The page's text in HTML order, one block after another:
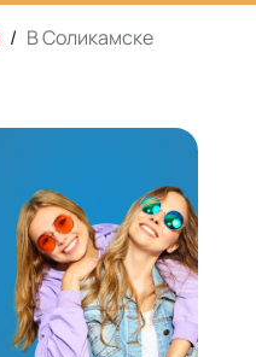
/ В Соликамске